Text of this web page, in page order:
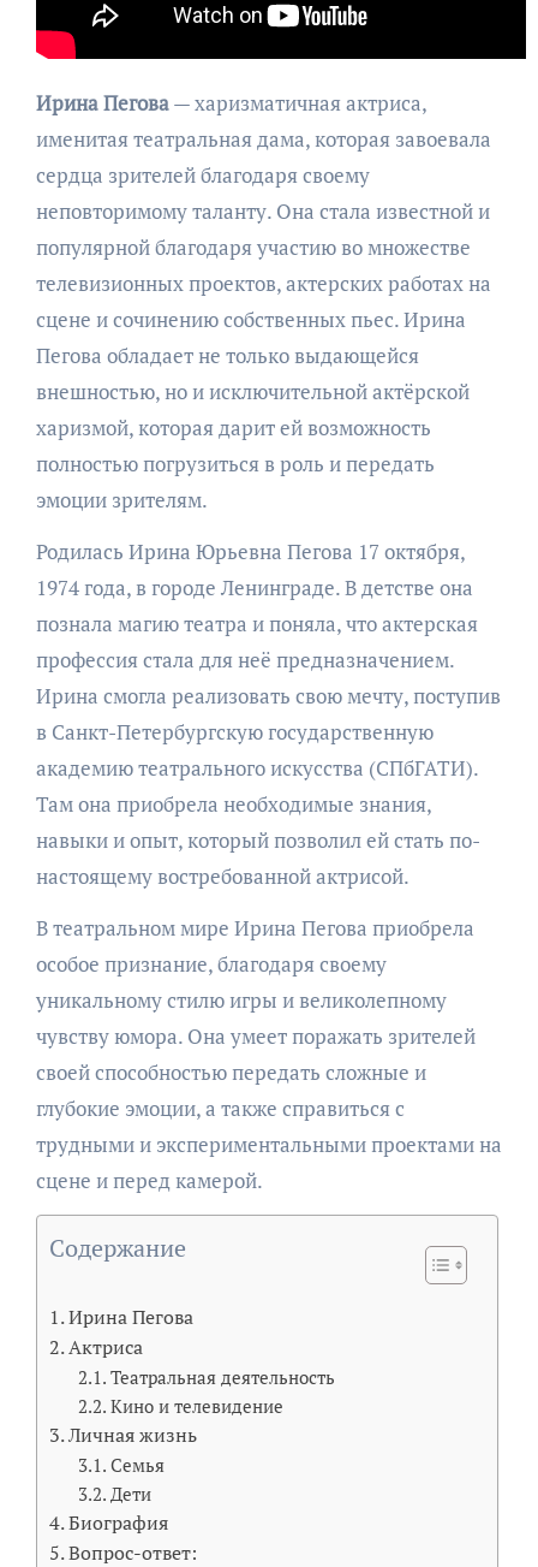
Ирина Пегова— харизматичная актриса,
именитая театральная дама, которая завоевала
сердца зрителей благодаря своему
неповторимому таланту. Она стала известной и
популярной благодаря участию во множестве
телевизионных проектов, актерских работах на
сцене и сочинению собственных пьес. Ирина
Пегова обладает не только выдающейся
внешностью, но и исключительной актёрской
харизмой, которая дарит ей возможность
полностью погрузиться в роль и передать
эмоции зрителям.
Родилась Ирина Юрьевна Пегова 17 октября,
1974 года, в городе Ленинграде. В детстве она
познала магию театра и поняла, что актерская
профессия стала для неё предназначением.
Ирина смогла реализовать свою мечту, поступив
в Санкт-Петербургскую государственную
академию театрального искусства (СПбГАТИ).
Там она приобрела необходимые знания,
навыки и опыт, который позволил ей стать по-
настоящему востребованной актрисой.
В театральном мире Ирина Пегова приобрела
особое признание, благодаря своему
уникальному стилю игры и великолепному
чувству юмора. Она умеет поражать зрителей
своей способностью передать сложные и
глубокие эмоции, а также справиться с
трудными и экспериментальными проектами на
сцене и перед камерой.
Содержание
Ирина Пегова
Актриса
Театральная деятельность
Кино и телевидение
Личная жизнь
Семья
Дети
Биография
Вопрос-ответ: